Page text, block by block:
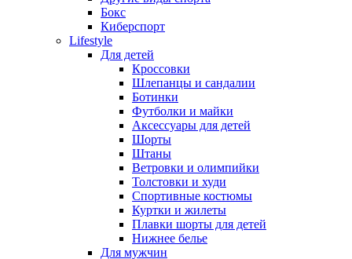
Бокс
Киберспорт
Lifestyle
Для детей
Кроссовки
Шлепанцы и сандалии
Ботинки
Футболки и майки
Аксессуары для детей
Шорты
Штаны
Ветровки и олимпийки
Толстовки и худи
Спортивные костюмы
Куртки и жилеты
Плавки шорты для детей
Нижнее белье
Для мужчин